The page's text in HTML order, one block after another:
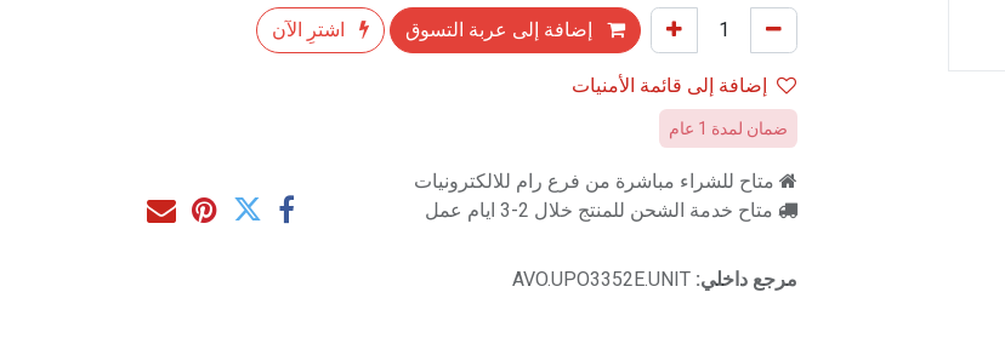
إضافة إلى عربة التسوق
اشترِ الآن
إضافة إلى قائمة الأمنيات
ضمان لمدة 1 عام
متاح للشراء مباشرة من فرع رام للالكترونيات
متاح خدمة الشحن للمنتج خلال 2-3 ايام عمل
مرجع داخلي: AVO.UPO3352E.UNIT